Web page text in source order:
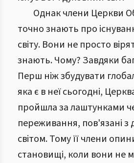
Однак члени Церкви
точно знають про
світу. Вони не просто
знають. Чому? Завдяки
Перш ніж збудувати
яка є в неї сьогодні,
пройшла за лаштунками
переживання, пов'язані з
світом. Тому її члени
становищі, коли вони не